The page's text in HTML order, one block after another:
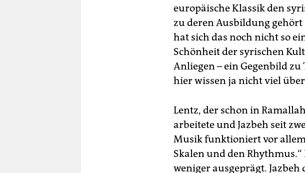
europäische Klassik den
zu deren Ausbildung
hat sich das noch nicht so
Schönheit der syrischen
Anliegen – ein Gegenbild
hier wissen ja nicht viel
Lentz, der schon in
arbeitete und Jazbeh seit
Musik funktioniert vor
Skalen und den
weniger ausgeprägt.